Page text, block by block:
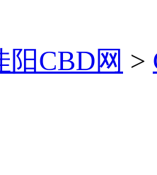
阳CBD网 >